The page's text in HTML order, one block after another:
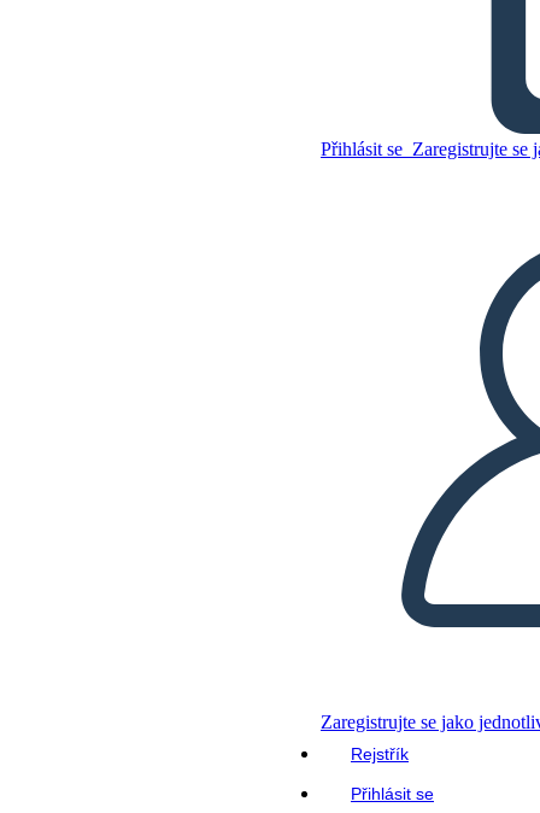
Přihlásit se Zaregistrujte se
Zaregistrujte se jako
Rejstřík
Přihlásit se
VYTVOŘIT STORYBOARD